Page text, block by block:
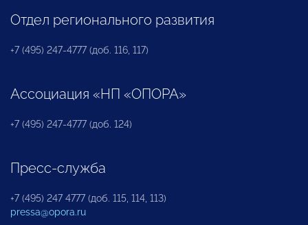
Отдел регионального развития
+7 (495) 247-4777 (доб. 116, 117)
Ассоциация «НП «ОПОРА»
+7 (495) 247-4777 (доб. 124)
Пресс-служба
+7 (495) 247 4777 (доб. 115, 114, 113)
pressa@opora.ru